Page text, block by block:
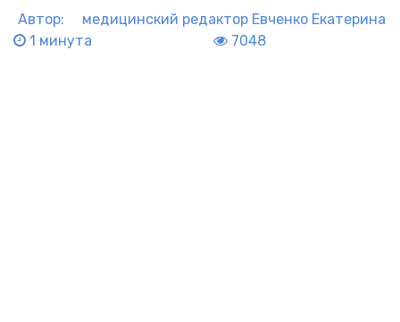
Автор: медицинский редактор Евченко Екатерина
1 минута
7048